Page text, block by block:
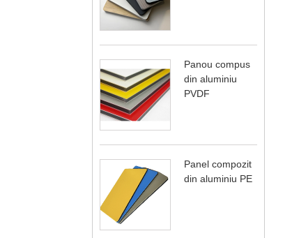
Panou compus
din aluminiu
PVDF
Panel compozit
din aluminiu PE